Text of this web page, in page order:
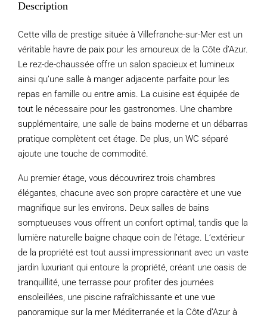
Description
Cette villa de prestige située à Villefranche-sur-Mer est un
véritable havre de paix pour les amoureux de la Côte d’Azur.
Le rez-de-chaussée offre un salon spacieux et lumineux
ainsi qu’une salle à manger adjacente parfaite pour les
repas en famille ou entre amis. La cuisine est équipée de
tout le nécessaire pour les gastronomes. Une chambre
supplémentaire, une salle de bains moderne et un débarras
pratique complètent cet étage. De plus, un WC séparé
ajoute une touche de commodité.
Au premier étage, vous découvrirez trois chambres
élégantes, chacune avec son propre caractère et une vue
magnifique sur les environs. Deux salles de bains
somptueuses vous offrent un confort optimal, tandis que la
lumière naturelle baigne chaque coin de l’étage. L’extérieur
de la propriété est tout aussi impressionnant avec un vaste
jardin luxuriant qui entoure la propriété, créant une oasis de
tranquillité, une terrasse pour profiter des journées
ensoleillées, une piscine rafraîchissante et une vue
panoramique sur la mer Méditerranée et la Côte d’Azur à